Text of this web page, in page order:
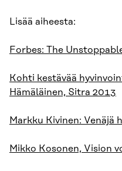
Lisää aiheesta:
Forbes: The
Kohti kestävää
Hämäläinen, Sitra 2013
Markku Kivinen: Venäjä
Mikko Kosonen, Vision